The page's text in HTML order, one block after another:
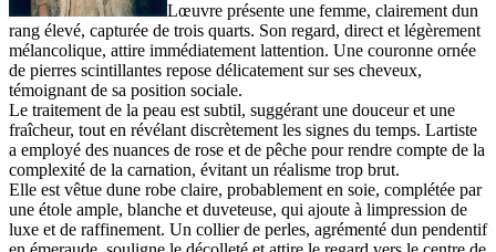
Lœuvre présente une femme, clairement dun
rang élevé, capturée de trois quarts. Son regard, direct et légèrement
mélancolique, attire immédiatement lattention. Une couronne ornée
de pierres scintillantes repose délicatement sur ses cheveux,
témoignant de sa position sociale.
Le traitement de la peau est subtil, suggérant une douceur et une
fraîcheur, tout en révélant discrètement les signes du temps. Lartiste
a employé des nuances de rose et de pêche pour rendre compte de la
complexité de la carnation, évitant un réalisme trop brut.
Elle est vêtue dune robe claire, probablement en soie, complétée par
une étole ample, blanche et duveteuse, qui ajoute à limpression de
luxe et de raffinement. Un collier de perles, agrémenté dun pendentif